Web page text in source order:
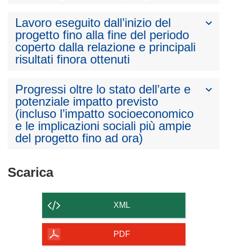
Lavoro eseguito dall’inizio del
progetto fino alla fine del periodo
coperto dalla relazione e principali
risultati finora ottenuti
Progressi oltre lo stato dell’arte e
potenziale impatto previsto
(incluso l’impatto socioeconomico
e le implicazioni sociali più ampie
del progetto fino ad ora)
ScaricaScarica
contenuto
della
pagina
XML
PDF